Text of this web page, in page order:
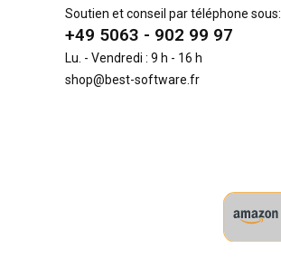
Soutien et conseil par téléphone sous:
+49 5063 - 902 99 97
Lu. - Vendredi : 9 h - 16 h
shop@best-software.fr